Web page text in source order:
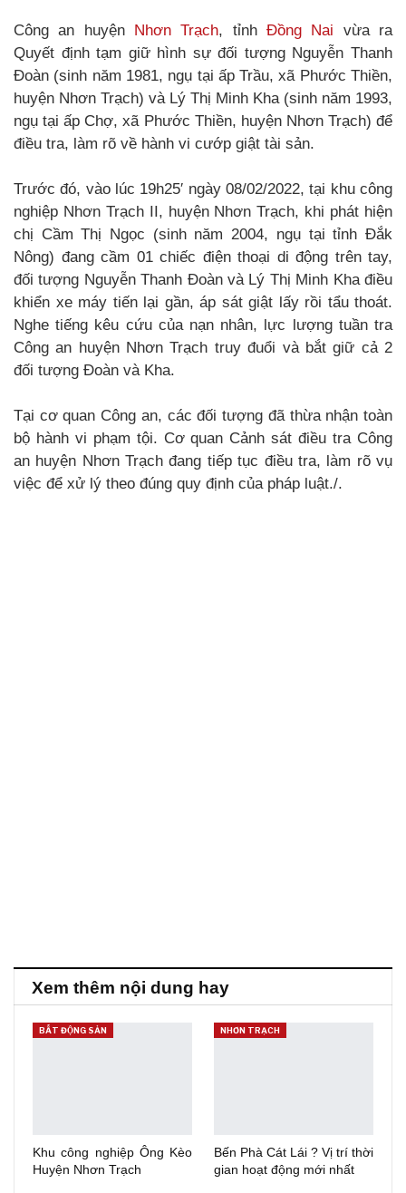
Công an huyện Nhơn Trạch, tỉnhĐồng Nai vừa ra
Quyết định tạm giữ hình sự đối tượng Nguyễn Thanh
Đoàn (sinh năm 1981, ngụ tại ấp Trầu, xã Phước Thiền,
huyện Nhơn Trạch) và Lý Thị Minh Kha (sinh năm 1993,
ngụ tại ấp Chợ, xã Phước Thiền, huyện Nhơn Trạch) để
điều tra, làm rõ về hành vi cướp giật tài sản.
Trước đó, vào lúc 19h25′ ngày 08/02/2022, tại khu công
nghiệp Nhơn Trạch II, huyện Nhơn Trạch, khi phát hiện
chị Cầm Thị Ngọc (sinh năm 2004, ngụ tại tỉnh Đắk
Nông) đang cầm 01 chiếc điện thoại di động trên tay,
đối tượng Nguyễn Thanh Đoàn và Lý Thị Minh Kha điều
khiển xe máy tiến lại gần, áp sát giật lấy rồi tẩu thoát.
Nghe tiếng kêu cứu của nạn nhân, lực lượng tuần tra
Công an huyện Nhơn Trạch truy đuổi và bắt giữ cả 2
đối tượng Đoàn và Kha.
Tại cơ quan Công an, các đối tượng đã thừa nhận toàn
bộ hành vi phạm tội. Cơ quan Cảnh sát điều tra Công
an huyện Nhơn Trạch đang tiếp tục điều tra, làm rõ vụ
việc để xử lý theo đúng quy định của pháp luật./.
Xem thêm nội dung hay
BẤT ĐỘNG SẢN
Khu công nghiệp Ông Kèo
Huyện Nhơn Trạch
NHƠN TRẠCH
Bến Phà Cát Lái ? Vị trí thời
gian hoạt động mới nhất